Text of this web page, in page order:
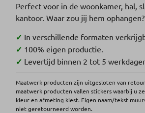
Perfect voor in de woonkamer, hal,
kantoor. Waar zou jij hem ophangen?
✓ In verschillende formaten
✓ 100% eigen productie.
✓ Levertijd binnen 2 tot 5
Maatwerk producten zijn uitgesloten van
maatwerk producten vallen stickers waarbij u
kleur en afmeting kiest. Eigen naam/tekst
niet geretourneerd worden.